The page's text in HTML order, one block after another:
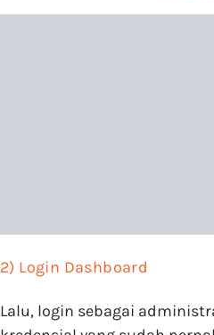
2) Login Dashboard
Lalu, login sebagai